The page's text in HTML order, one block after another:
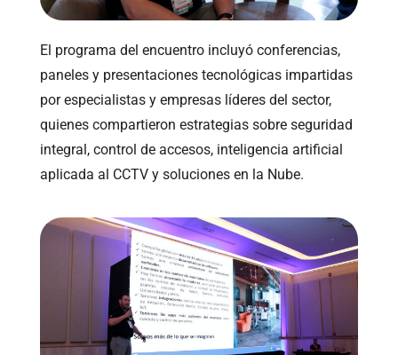
El programa del encuentro incluyó conferencias,
paneles y presentaciones tecnológicas impartidas
por especialistas y empresas líderes del sector,
quienes compartieron estrategias sobre seguridad
integral, control de accesos, inteligencia artificial
aplicada al CCTV y soluciones en la Nube.